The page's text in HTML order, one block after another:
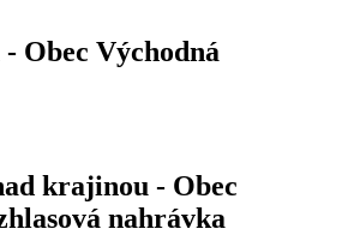
Obec Východná
krajinou - Obec
nahrávka